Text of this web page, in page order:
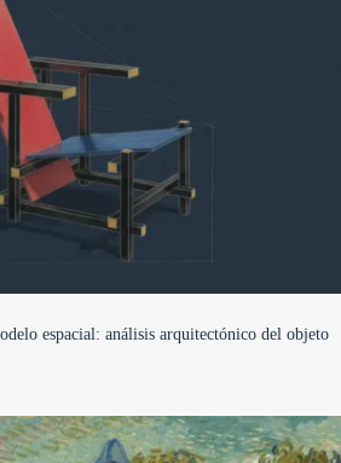
espacial: análisis arquitectónico del objeto